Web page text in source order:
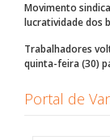
Movimento
lucratividade dos
Trabalhadores
quinta-feira (30)
Portal de